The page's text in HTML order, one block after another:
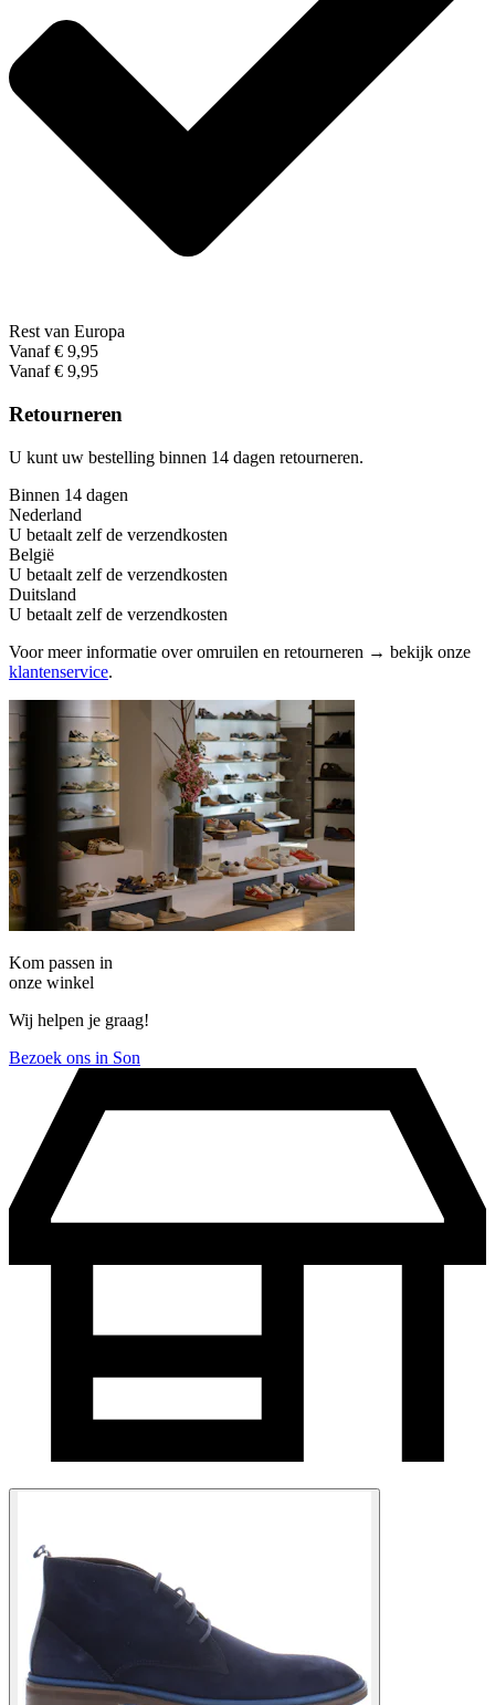
Rest van Europa
Vanaf € 9,95
Vanaf € 9,95
Retourneren
U kunt uw bestelling binnen 14 dagen retourneren.
Binnen 14 dagen
Nederland
U betaalt zelf de verzendkosten
België
U betaalt zelf de verzendkosten
Duitsland
U betaalt zelf de verzendkosten
Voor meer informatie over omruilen en retourneren → bekijk onze
klantenservice.
Kom passen in
onze winkel
Wij helpen je graag!
Bezoek ons in Son